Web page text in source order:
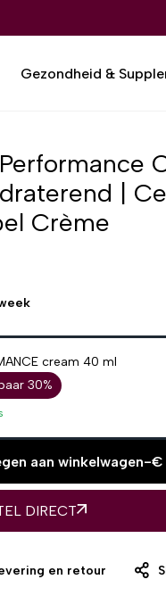
Gezondheid &
|
Crème
cream 40 ml
30%
aan winkelwagen-€
DIRECT
en retour